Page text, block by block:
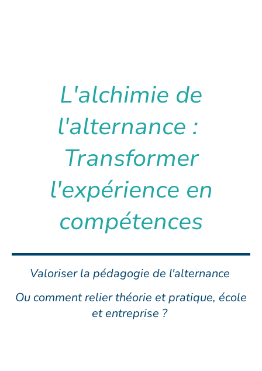
L'alchimie de
l'alternance :
Transformer
l'expérience en
compétences
Valoriser la pédagogie de l'alternance
Ou comment relier théorie et pratique, école
et entreprise ?